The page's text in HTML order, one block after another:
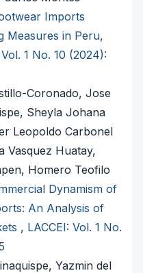
Imports
Measures in Peru,
Vol. 1 No. 10 (2024):
Coronado, Jose
Sheyla Johana
Leopoldo Carbonel
Vasquez Huatay,
Homero Teofilo
Dynamism of
An Analysis of
, LACCEI: Vol. 1 No.
Yazmin del